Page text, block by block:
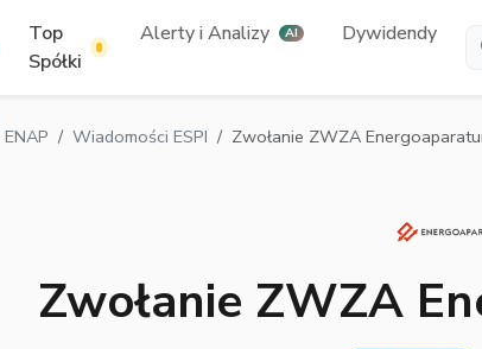
Top
Spółki
Alerty i Analizy AI Dywidendy
ENAP Wiadomości ESPI Zwołanie ZWZA
Zwołanie ZWZA